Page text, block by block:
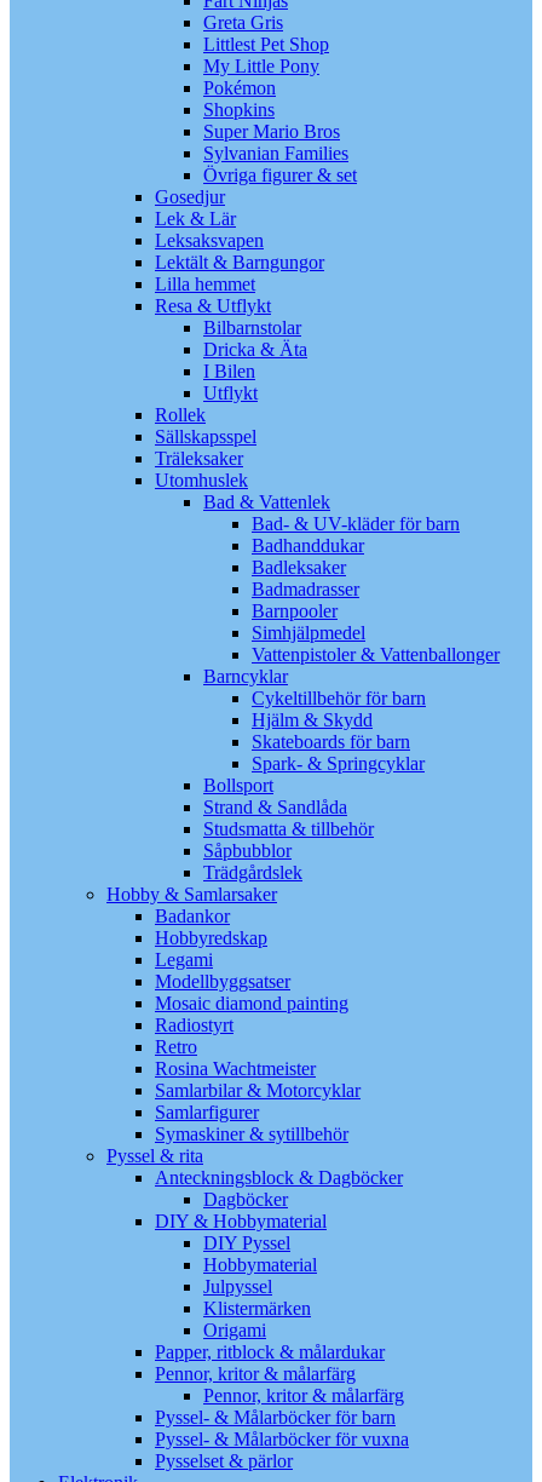
Greta Gris
Littlest Pet Shop
My Little Pony
Pokémon
Shopkins
Super Mario Bros
Sylvanian Families
Övriga figurer & set
Gosedjur
Lek & Lär
Leksaksvapen
Lektält & Barngungor
Lilla hemmet
Resa & Utflykt
Bilbarnstolar
Dricka & Äta
I Bilen
Utflykt
Rollek
Sällskapsspel
Träleksaker
Utomhuslek
Bad & Vattenlek
Bad- & UV-kläder för barn
Badhanddukar
Badleksaker
Badmadrasser
Barnpooler
Simhjälpmedel
Vattenpistoler & Vattenballonger
Barncyklar
Cykeltillbehör för barn
Hjälm & Skydd
Skateboards för barn
Spark- & Springcyklar
Bollsport
Strand & Sandlåda
Studsmatta & tillbehör
Såpbubblor
Trädgårdslek
Hobby & Samlarsaker
Badankor
Hobbyredskap
Legami
Modellbyggsatser
Mosaic diamond painting
Radiostyrt
Retro
Rosina Wachtmeister
Samlarbilar & Motorcyklar
Samlarfigurer
Symaskiner & sytillbehör
Pyssel & rita
Anteckningsblock & Dagböcker
Dagböcker
DIY & Hobbymaterial
DIY Pyssel
Hobbymaterial
Julpyssel
Klistermärken
Origami
Papper, ritblock & målardukar
Pennor, kritor & målarfärg
Pennor, kritor & målarfärg
Pyssel- & Målarböcker för barn
Pyssel- & Målarböcker för vuxna
Pysselset & pärlor